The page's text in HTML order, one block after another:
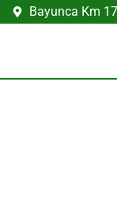
Bayunca Km